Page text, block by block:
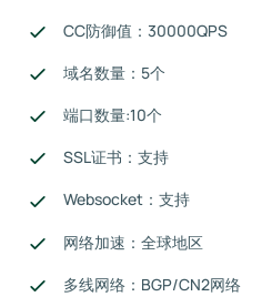
CC防御值：30000QPS
域名数量：5个
端口数量:10个
SSL证书：支持
Websocket：支持
网络加速：全球地区
多线网络：BGP/CN2网络